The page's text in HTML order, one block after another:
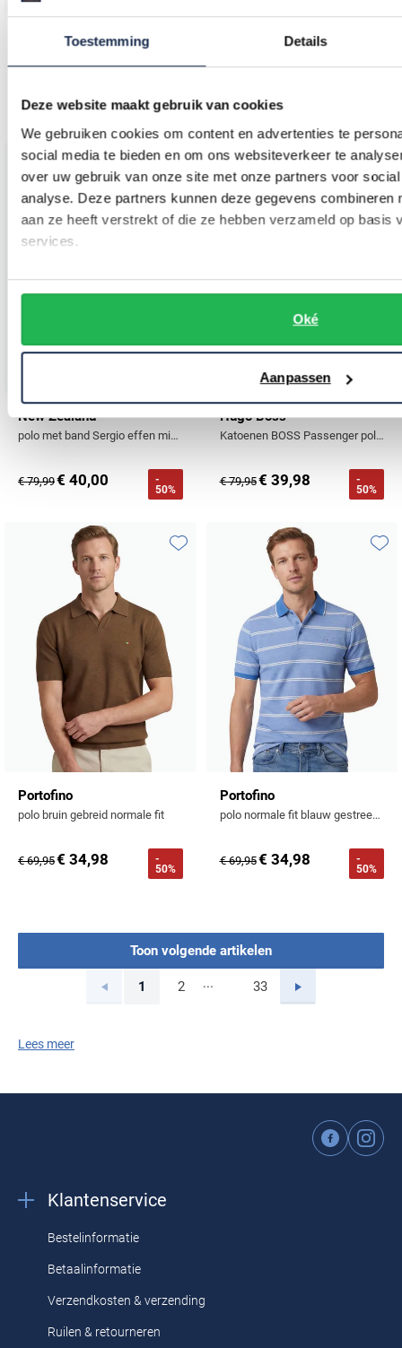
Toestemming Details
Deze website maakt gebruik van cookies
We gebruiken cookies om content en advertenties te
social media te bieden en om ons websiteverkeer te
over uw gebruik van onze site met onze partners voor
analyse. Deze partners kunnen deze gegevens combineren
aan ze heeft verstrekt of die ze hebben verzameld op basis
services.
Oké
Aanpassen
Hugo Boss
€ 79,95 € 39,98
-
50%
€ 49,95€ 24,98
New Zealand
polo met band Sergio effen middenblauw
€ 79,99€ 40,00
-
50%
Toevoegen aan favorieten
Hugo Boss
Katoenen BOSS Passenger polo slim fit effen oranje
€ 79,95€ 39,98
-
50%
Portofino
polo bruin gebreid normale fit
€ 69,95€ 34,98
-
50%
Toevoegen aan favorieten
Portofino
polo normale fit blauw gestreept katoen 3 knoops
€ 69,95€ 34,98
-
50%
Toon volgende artikelen
Vorige
1
2
...
Page
33 Volgende
Lees meer
Klantenservice
Bestelinformatie
Betaalinformatie
Verzendkosten & verzending
Ruilen & retourneren